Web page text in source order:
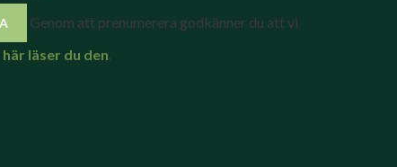
Genom att prenumerera godkänner du att vi
här läser du den